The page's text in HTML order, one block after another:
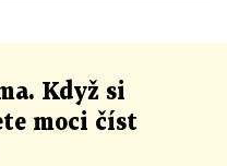
Když si
moci číst